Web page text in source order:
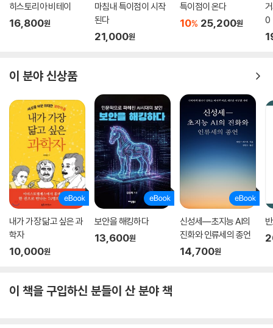
할을 한 그의 삶은 현대 기상학·기후학의 역사와 촘촘하게 얽혀 있다. 컴퓨
터 기반 기상예측을 이끈 줄 차니, 나비 효과로 알려진 카오스 이론을 기상
학에 도입한 에드워드 로렌즈, 기후 모델로 지구온난화 과정을 설명하여 2
들을 생생하게 그려냄으로써, 한 시대의 과학적 성취가 어떻게 축적되는지
과 천둥·번개, 기후 모델의 작동 방식 등 ‘날씨와 기후의 과학’을 알기 쉽게
풀어낸다. “무시무시하고 반복적이면서 변덕스럽고 필연적이며 불가
해”하다는 공통점으로 “우리의 존재를 거울처럼 비추는” 기상과 기후를
하나의 체계로서 깊이 있게 이해하게끔 돕는다.
기후변화로 전 세계가 신음하는 지금 이 두 학문의 의의는 어느 때보다도
절실하다. 과학이 어떻게 희망의 근거가 될 수 있는지를 보여주는 책 『내일
날씨는 맑음』은 앎이 서로를 돌보고 미래를 준비하는 행위임을 일깨운다.
“기후변화의 시대를 살아가는 우리 모두를 위한 필독서”(조천호)라고 할
만하다.
히스토리아 비테이
16,800원
마침내 특이점이 시작
된다
21,000원
특이점이 온다
10% 25,200원
0
이 분야 신상품
내가 가장 닮고 싶은 과
학자
10,000원
보안을 해킹하다
13,600원
신성세―초지능 AI의
진화와 인류세의 종언
14,700원
이 책을 구입하신 분들이 산 분야 책